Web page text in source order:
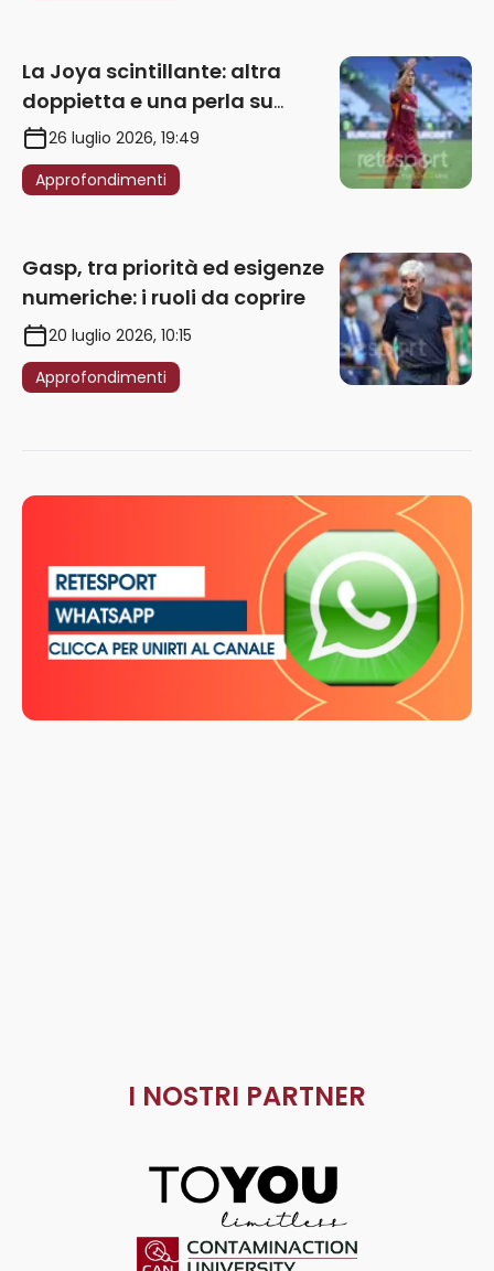
La Joya scintillante: altra
doppietta e una perla su
punizione – VIDEO
26 luglio 2026, 19:49
Approfondimenti
Gasp, tra priorità ed esigenze
numeriche: i ruoli da coprire
20 luglio 2026, 10:15
Approfondimenti
I NOSTRI PARTNER
ToYou